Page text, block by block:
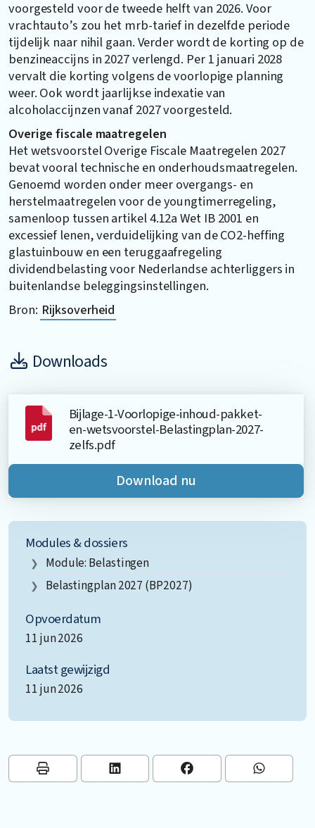
voorgesteld voor de tweede helft van 2026. Voor
vrachtauto’s zou het mrb-tarief in dezelfde periode
tijdelijk naar nihil gaan. Verder wordt de korting op de
benzineaccijns in 2027 verlengd. Per 1 januari 2028
vervalt die korting volgens de voorlopige planning
weer. Ook wordt jaarlijkse indexatie van
alcoholaccijnzen vanaf 2027 voorgesteld.
Overige fiscale maatregelen
Het wetsvoorstel Overige Fiscale Maatregelen 2027
bevat vooral technische en onderhoudsmaatregelen.
Genoemd worden onder meer overgangs- en
herstelmaatregelen voor de youngtimerregeling,
samenloop tussen artikel 4.12a Wet IB 2001 en
excessief lenen, verduidelijking van de CO2-heffing
glastuinbouw en een teruggaafregeling
dividendbelasting voor Nederlandse achterliggers in
buitenlandse beleggingsinstellingen.
Bron: Rijksoverheid
Downloads
Bijlage-1-Voorlopige-inhoud-pakket-
en-wetsvoorstel-Belastingplan-2027-
zelfs.pdf
Download nu
Modules & dossiers
Module: Belastingen
Belastingplan 2027 (BP2027)
Opvoerdatum
11 jun 2026
Laatst gewijzigd
11 jun 2026